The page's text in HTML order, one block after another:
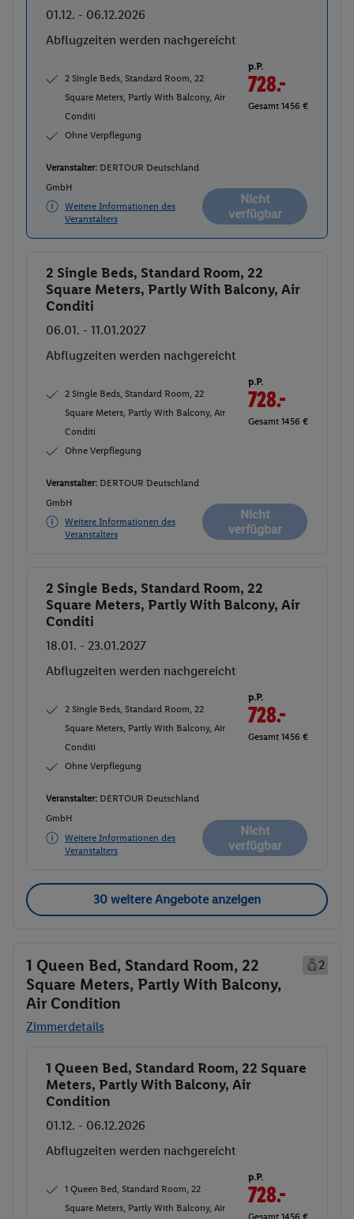
01.12. - 06.12.2026
Abflugzeiten werden nachgereicht
2 Single Beds, Standard Room, 22
Square Meters, Partly With Balcony, Air
Conditi
Ohne Verpflegung
p.P.
728.-
Gesamt 1456 €
Veranstalter: DERTOUR Deutschland
GmbH
Weitere Informationen des
Veranstalters
Nicht
verfügbar
Buchen
2 Single Beds, Standard Room, 22
Square Meters, Partly With Balcony, Air
Conditi
06.01. - 11.01.2027
Abflugzeiten werden nachgereicht
2 Single Beds, Standard Room, 22
Square Meters, Partly With Balcony, Air
Conditi
Ohne Verpflegung
p.P.
728.-
Gesamt 1456 €
Veranstalter: DERTOUR Deutschland
GmbH
Weitere Informationen des
Veranstalters
Nicht
verfügbar
Buchen
2 Single Beds, Standard Room, 22
Square Meters, Partly With Balcony, Air
Conditi
18.01. - 23.01.2027
Abflugzeiten werden nachgereicht
2 Single Beds, Standard Room, 22
Square Meters, Partly With Balcony, Air
Conditi
Ohne Verpflegung
p.P.
728.-
Gesamt 1456 €
Veranstalter: DERTOUR Deutschland
GmbH
Weitere Informationen des
Veranstalters
Nicht
verfügbar
30 weitere Angebote anzeigen
1 Queen Bed, Standard Room, 22
Square Meters, Partly With Balcony,
Air Condition
2
Zimmerdetails
Buchen
1 Queen Bed, Standard Room, 22 Square
Meters, Partly With Balcony, Air
Condition
01.12. - 06.12.2026
Abflugzeiten werden nachgereicht
1 Queen Bed, Standard Room, 22
Square Meters, Partly With Balcony, Air
p.P.
728.-
Gesamt 1456 €